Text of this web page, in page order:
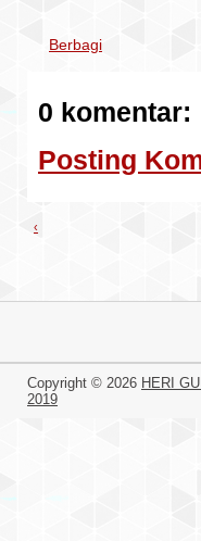
Berbagi
0 komentar:
Posting
‹
Copyright © 2026 HERI
2019